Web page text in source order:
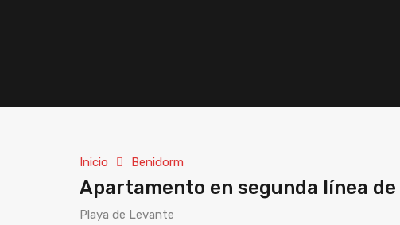
Inicio Benidorm
Apartamento en segunda línea
Playa de Levante